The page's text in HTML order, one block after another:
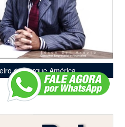
do Parque América